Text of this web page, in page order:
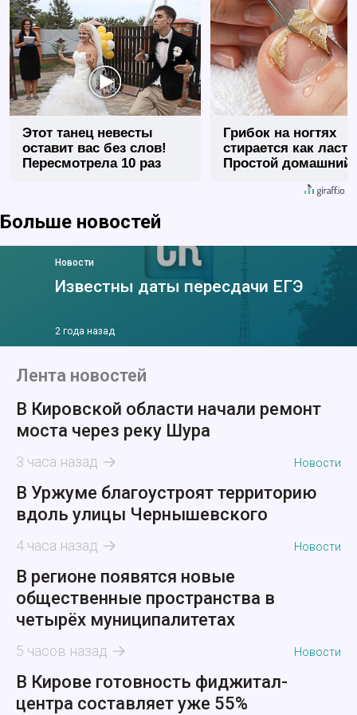
Этот танец невесты
оставит вас без слов!
Пересмотрела 10 раз
Грибок на ногтях
стирается как
Простой домашний
Больше новостей
Новости
Известны даты пересдачи ЕГЭ
2 года назад
Лента новостей
В Кировской области начали ремонт
моста через реку Шура
3 часа назад Новости
В Уржуме благоустроят территорию
вдоль улицы Чернышевского
4 часа назад Новости
В регионе появятся новые
общественные пространства в
четырёх муниципалитетах
5 часов назад Новости
В Кирове готовность фиджитал-
центра составляет уже 55%